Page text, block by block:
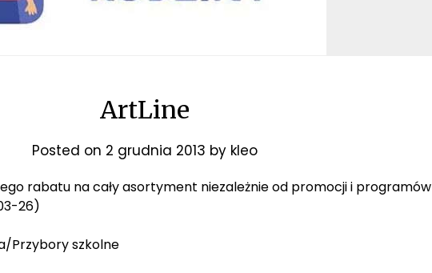
ArtLine
Posted on 2 grudnia 2013 by kleo
rabatu na cały asortyment niezależnie od promocji i programów
26)
Przybory szkolne